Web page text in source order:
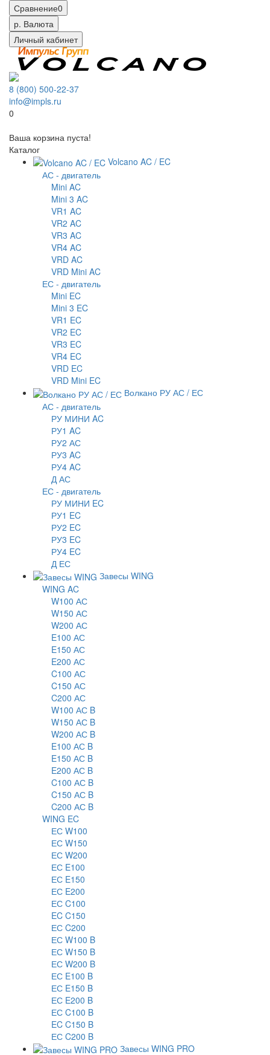
Сравнение0
р. Валюта
Личный кабинет
8 (800) 500-22-37
info@impls.ru
0
Ваша корзина пуста!
Каталог
Volcano AC / EC
АС - двигатель
Mini AC
Mini 3 AC
VR1 AC
VR2 AC
VR3 AC
VR4 AC
VRD AC
VRD Mini AC
ЕС - двигатель
Mini EC
Mini 3 EC
VR1 EC
VR2 EC
VR3 EC
VR4 EC
VRD EC
VRD Mini EC
Волкано РУ АС / ЕС
АС - двигатель
РУ МИНИ AC
РУ1 AC
РУ2 АС
РУ3 AC
РУ4 AC
Д АС
ЕС - двигатель
РУ МИНИ EC
РУ1 EC
РУ2 EC
РУ3 EC
РУ4 EC
Д ЕС
Завесы WING
WING AC
W100 АС
W150 АС
W200 АС
E100 АС
E150 АС
E200 АС
C100 АС
C150 АС
C200 АС
W100 АС B
W150 АС B
W200 АС B
E100 АС B
E150 АС B
E200 АС B
C100 АС B
C150 АС B
C200 АС B
WING EC
ЕС W100
ЕС W150
ЕС W200
ЕС E100
ЕС E150
ЕС E200
ЕС C100
EC C150
ЕС C200
ЕС W100 B
ЕС W150 B
ЕС W200 B
ЕС E100 B
ЕС E150 B
ЕС E200 B
ЕС C100 B
EC C150 B
ЕС C200 B
Завесы WING PRO